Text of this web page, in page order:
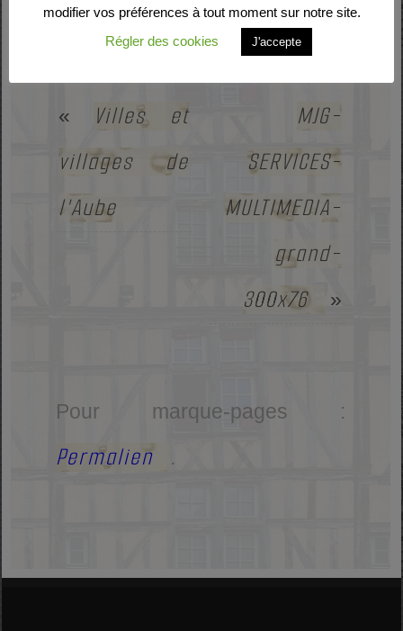
«
Villes et
villages de
l'Aube
MJG-
SERVICES-
MULTIMEDIA-
grand-
300x76
»
Pour marque-pages :
Permalien .
modifier vos préférences à tout moment sur notre site.
Régler des cookies
J'accepte